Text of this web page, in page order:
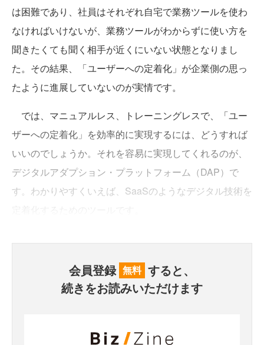
は困難であり、社員はそれぞれ自宅で業務ツールを使わ
なければいけないが、業務ツールがわからずに使い方を
聞きたくても聞く相手が近くにいない状態となりまし
た。その結果、「ユーザーへの定着化」が企業側の思っ
たように進展していないのが実情です。
では、マニュアルレス、トレーニングレスで、「ユー
ザーへの定着化」を効率的に実現するには、どうすれば
いいのでしょうか。それを容易に実現してくれるのが、
デジタルアダプション・プラットフォーム（DAP）で
す。わかりやすくいえば、SaaSのようなデジタル技術を
会員登録 無料 すると、
続きをお読みいただけます